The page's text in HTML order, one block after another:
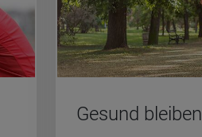
Ge­sund blei­ben